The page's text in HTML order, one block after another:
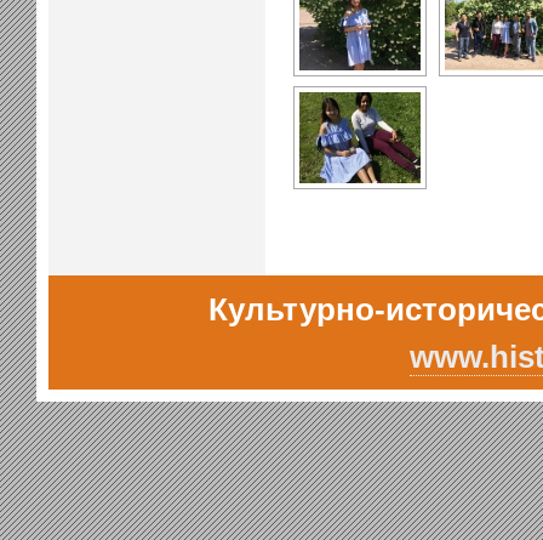
Культурно-